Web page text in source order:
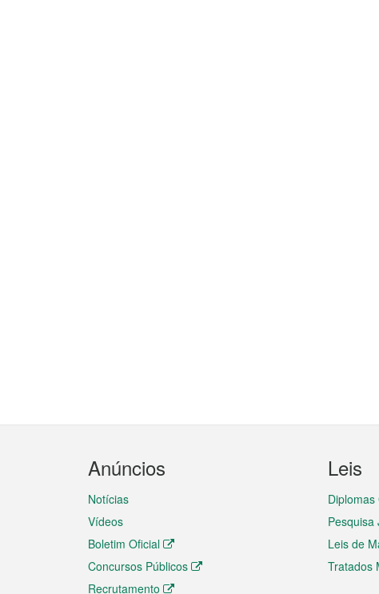
Anúncios
Notícias
Vídeos
Boletim Oficial
Concursos Públicos
Recrutamento
Leis
Pesquisa
Leis de
Tratados